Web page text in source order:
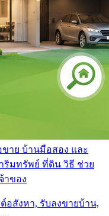
ขาย บ้านมือสอง และ
ริมทรัพย์ ที่ดิน วิธี ช่วย
าของ
อสังหา, รับลงขายบ้าน,